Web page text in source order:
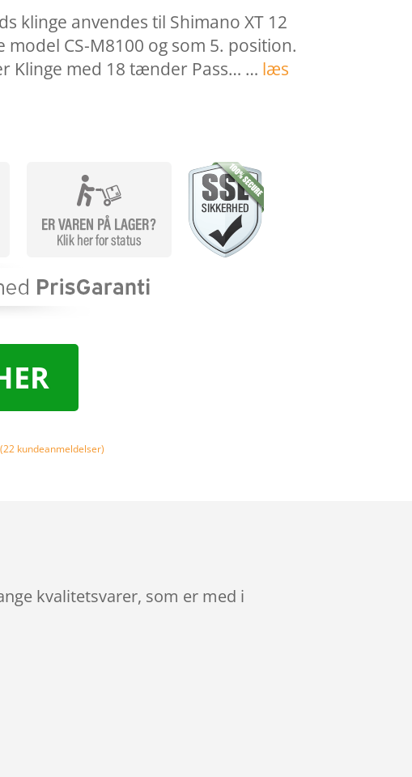
klinge anvendes til Shimano XT 12
model CS-M8100 og som 5. position.
Klinge med 18 tænder Pass… … læs
(22 kundeanmeldelser)
kvalitetsvarer, som er med i